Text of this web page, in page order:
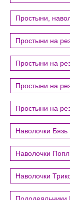
Простыни,
Простыни на
Простыни на
Простыни на
Простыни на
Наволочки Бязь
Наволочки
Наволочки